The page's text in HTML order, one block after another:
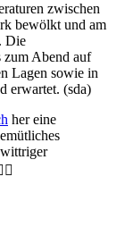
zwischen
bewölkt und am
Die
zum Abend auf
Lagen sowie in
erwartet. (sda)
her eine